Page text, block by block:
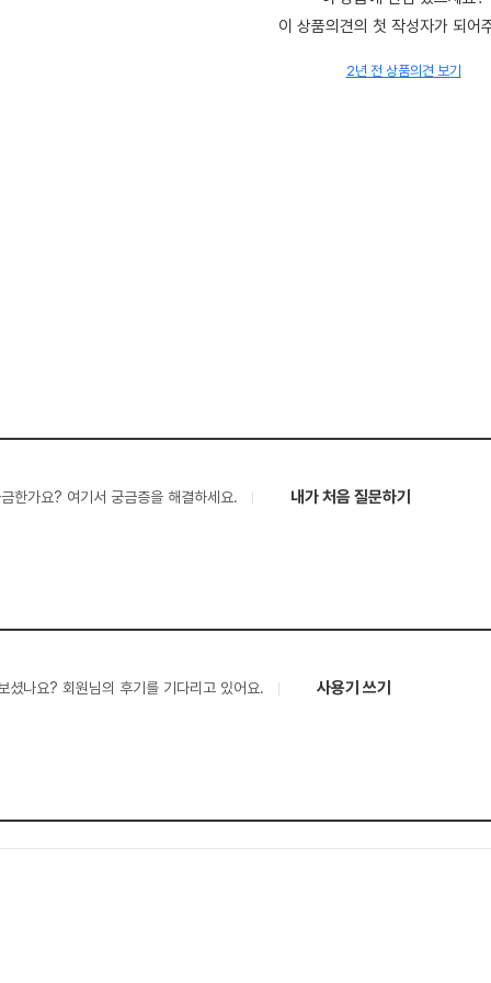
이 상품의견의 첫 작성자가 되어
2년 전 상품의견 보기
한가요? 여기서 궁금증을 해결하세요. 내가 처음 질문하기
셨나요? 회원님의 후기를 기다리고 있어요. 사용기 쓰기